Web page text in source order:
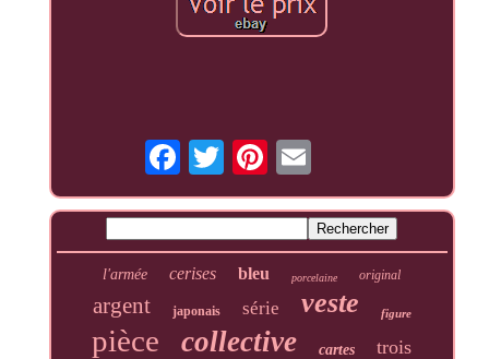
l'armée cerises bleu porcelaine original
argent japonais série veste figure
pièce collective cartes trois